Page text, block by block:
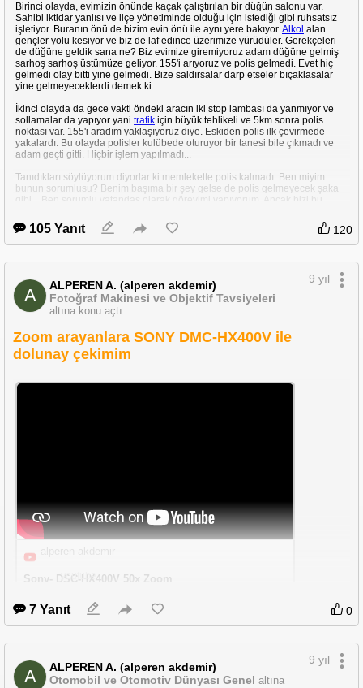
Birinci olayda, evimizin önünde kaçak çalıştırılan bir düğün salonu var.
Sahibi iktidar yanlısı ve ilçe yönetiminde olduğu için istediği gibi ruhsatsız
işletiyor. Buranın önü de bizim evin önü ile aynı yere bakıyor.Alkol alan
gençler yolu kesiyor ve biz de laf edince üzerimize yürüdüler. Gerekçeleri
de düğüne geldik sana ne? Biz evimize giremiyoruz adam düğüne gelmiş
sarhoş sarhoş üstümüze geliyor. 155'i arıyoruz ve polis gelmedi. Evet hiç
gelmedi olay bitti yine gelmedi. Bize saldırsalar darp etseler bıçaklasalar
yine gelmeyeceklerdi demek ki...
İkinci olayda da gece vakti öndeki aracın iki stop lambası da yanmıyor ve
sollamalar da yapıyor yani trafik için büyük tehlikeli ve 5km sonra polis
noktası var. 155'i aradım yaklaşıyoruz diye. Eskiden polis ilk çevirmede
yakalardı. Bu olayda polisler kulübede oturuyor bir tanesi bile çıkmadı ve
adam geçti gitti. Hiçbir işlem yapılmadı...
Tanıdıkları söylüyorum diyorlar ki memlekette polis kalmadı. Ben miyim
bunun sorumlusu? Benim başıma bir şey gelse de polis gelmeyecek şaka
noktaya getirenlerin Allah belasını versin.
105 Yanıt 120
A
ALPEREN A. (alperen akdemir)
Fotoğraf Makinesi ve Objektif Tavsiyeleri
altına konu açtı.
9 yıl
Zoom arayanlara SONY DMC-HX400V ile
dolunay çekimim
youtube
Sony- DSC-HX400V 50x Zoom
Dolunay/Fullmoon
https://youtu.be/ZI6vRW-0iyo
7 Yanıt 0
A
ALPEREN A. (alperen akdemir)
Otomobil ve Otomotiv Dünyası Genel altına
9 yıl